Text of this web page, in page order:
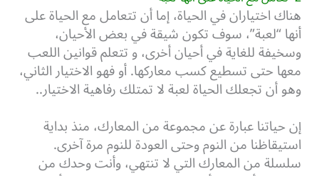
هناك اختياران في الحياة، إما أن تتعامل مع الحياة على
أنها “لعبة”، سوف تكون شيقة في بعض الأحيان،
وسخيفة للغاية في أحيان أخرى، و تتعلم قوانين اللعب
معها حتى تسطيع كسب معاركها. أو فهو الاختيار الثاني،
وهو أن تجعلك الحياة لعبة لا تمتلك رفاهية الاختيار..
إن حياتنا عبارة عن مجموعة من المعارك، منذ بداية
استيقاظنا من النوم وحتى العودة للنوم مرة آخرى.
سلسلة من المعارك التي لا تنتهي، وأنت وحدك من